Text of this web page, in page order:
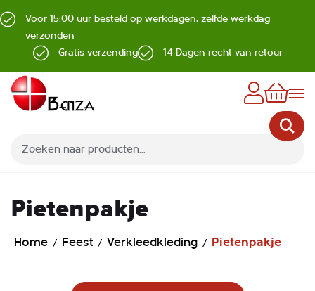
Voor 15:00 uur besteld op werkdagen, zelfde werkdag
verzonden
Gratis verzending
14 Dagen recht van retour
Pietenpakje
Home Feest Verkleedkleding Pietenpakje